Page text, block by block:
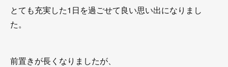
とても充実した1日を過ごせて良い思い出になりまし
た。
前置きが長くなりましたが、